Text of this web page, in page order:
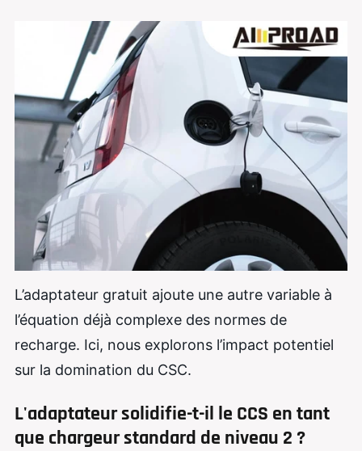
L’adaptateur gratuit ajoute une autre variable à
l’équation déjà complexe des normes de
recharge. Ici, nous explorons l’impact potentiel
sur la domination du CSC.
L'adaptateur solidifie-t-il le CCS en tant
que chargeur standard de niveau 2 ?